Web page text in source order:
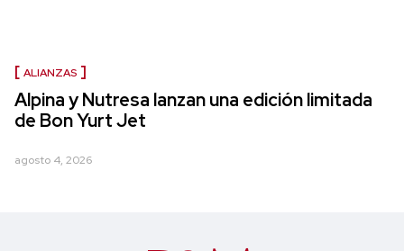
ALIANZAS
Alpina y Nutresa lanzan una edición limitada
de Bon Yurt Jet
agosto 4, 2026